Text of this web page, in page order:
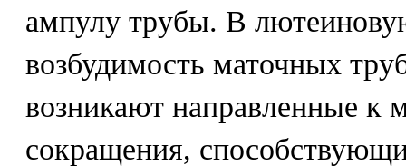
ампулу трубы. В
возбудимость маточных
возникают направленные к
сокращения,